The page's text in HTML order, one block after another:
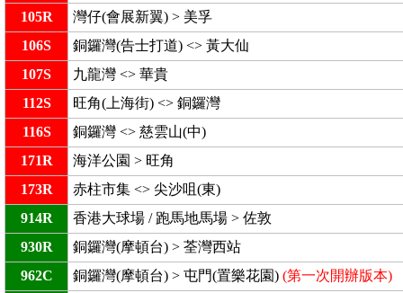
105R
灣仔(會展新翼) > 美孚
106S
銅鑼灣(告士打道) <> 黃大仙
107S
九龍灣 <> 華貴
112S
旺角(上海街) <> 銅鑼灣
116S
銅鑼灣 <> 慈雲山(中)
171R
海洋公園 > 旺角
173R
赤柱市集 <> 尖沙咀(東)
914R
香港大球場 / 跑馬地馬場 > 佐敦
930R
銅鑼灣(摩頓台) > 荃灣西站
962C
銅鑼灣(摩頓台) > 屯門(置樂花園) (第一次開辦版本)